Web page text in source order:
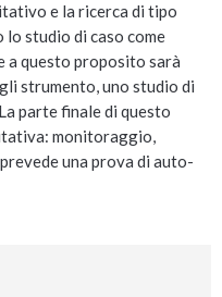
e la ricerca di tipo
studio di caso come
a questo proposito sarà
strumento, uno studio di
parte finale di questo
monitoraggio,
una prova di auto-